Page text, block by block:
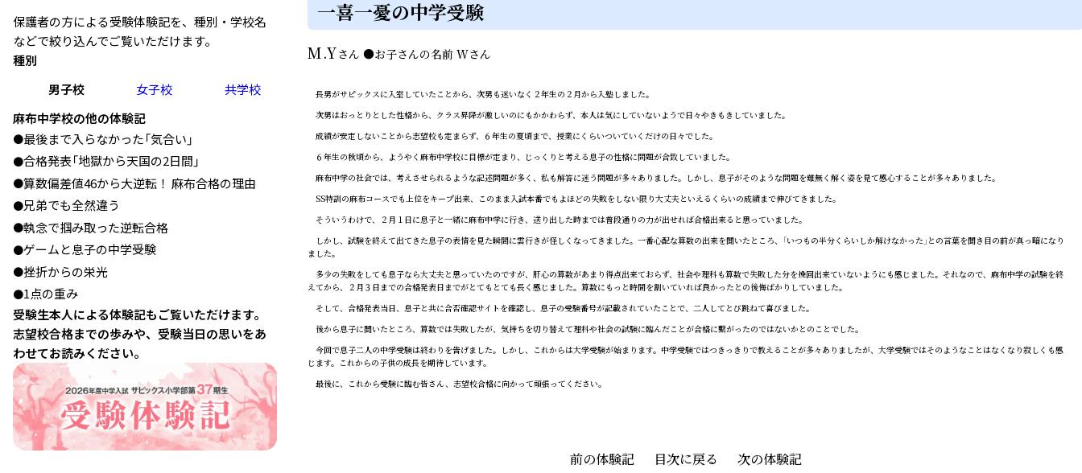
保護者の方による受験体験記を、種別・学校名
などで絞り込んでご覧いただけます。
種別
男子校
女子校
共学校
麻布中学校の他の体験記
●最後まで入らなかった「気合い」
●合格発表「地獄から天国の2日間」
●算数偏差値46から大逆転！ 麻布合格の理由
●兄弟でも全然違う
●執念で掴み取った逆転合格
●ゲームと息子の中学受験
●挫折からの栄光
●1点の重み
受験生本人による体験記もご覧いただけます。
志望校合格までの歩みや、受験当日の思いをあ
わせてお読みください。
一喜一憂の中学受験
M.Yさん ●お子さんの名前 Wさん
長男がサピックスに入室していたことから、次男も迷いなく２年生の２月から入塾しました。
次男はおっとりとした性格から、クラス昇降が激しいのにもかかわらず、本人は気にしていないようで日々やきもきしていました。
成績が安定しないことから志望校も定まらず、６年生の夏頃まで、授業にくらいついていくだけの日々でした。
６年生の秋頃から、ようやく麻布中学校に目標が定まり、じっくりと考える息子の性格に問題が合致していました。
麻布中学の社会では、考えさせられるような記述問題が多く、私も解答に迷う問題が多々ありました。しかし、息子がそのような問題を難無く解く姿を見て感心することが多々ありました。
SS特訓の麻布コースでも上位をキープ出来、このまま入試本番でもよほどの失敗をしない限り大丈夫といえるくらいの成績まで伸びてきました。
そういうわけで、２月１日に息子と一緒に麻布中学に行き、送り出した時までは普段通りの力が出せれば合格出来ると思っていました。
しかし、試験を終えて出てきた息子の表情を見た瞬間に雲行きが怪しくなってきました。一番心配な算数の出来を聞いたところ、「いつもの半分くらいしか解けなかった」との言葉を聞き目の前が真っ暗になり
ました。
多少の失敗をしても息子なら大丈夫と思っていたのですが、肝心の算数があまり得点出来ておらず、社会や理科も算数で失敗した分を挽回出来ていないようにも感じました。それなので、麻布中学の試験を終
えてから、２月３日までの合格発表日までがとてもとても長く感じました。算数にもっと時間を割いていれば良かったとの後悔ばかりしていました。
そして、合格発表当日、息子と共に合否確認サイトを確認し、息子の受験番号が記載されていたことで、二人してとび跳ねて喜びました。
後から息子に聞いたところ、算数では失敗したが、気持ちを切り替えて理科や社会の試験に臨んだことが合格に繫がったのではないかとのことでした。
今回で息子二人の中学受験は終わりを告げました。しかし、これからは大学受験が始まります。中学受験ではつきっきりで教えることが多々ありましたが、大学受験ではそのようなことはなくなり寂しくも感
じます。これからの子供の成長を期待しています。
最後に、これから受験に臨む皆さん、志望校合格に向かって頑張ってください。
前の体験記 目次に戻る 次の体験記